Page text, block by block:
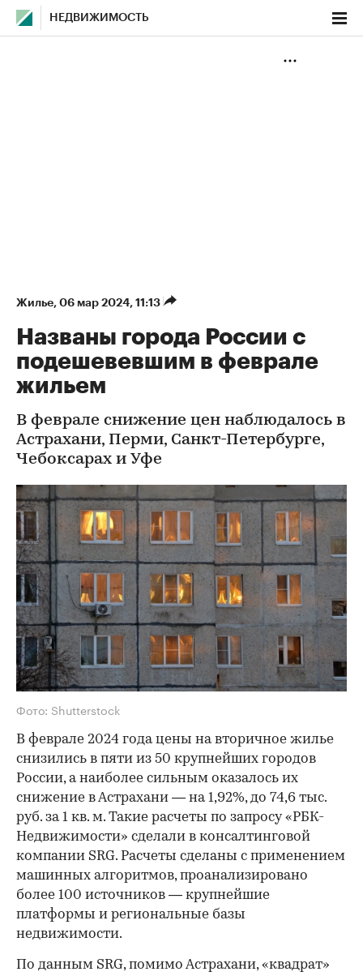
НЕДВИЖИМОСТЬ
Жилье⁠, 06 мар 2024, 11:13
Названы города России с
подешевевшим в феврале
жильем
В феврале снижение цен наблюдалось в
Астрахани, Перми, Санкт-Петербурге,
Чебоксарах и Уфе
Фото: Shutterstock
В феврале 2024 года цены на вторичное жилье
снизились в пяти из 50 крупнейших городов
России, а наиболее сильным оказалось их
снижение в Астрахани — на 1,92%, до 74,6 тыс.
руб. за 1 кв. м. Такие расчеты по запросу «РБК-
Недвижимости» сделали в консалтинговой
компании SRG. Расчеты сделаны с применением
машинных алгоритмов, проанализировано
более 100 источников — крупнейшие
платформы и региональные базы
недвижимости.
По данным SRG, помимо Астрахани, «квадрат»